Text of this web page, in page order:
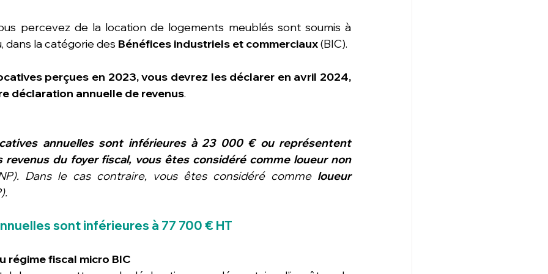
percevez de la location de logements meublés sont soumis à
dans la catégorie des Bénéfices industriels et commerciaux (BIC).
perçues en 2023, vous devrez les déclarer en avril 2024,
déclaration annuelle de revenus.
annuelles sont inférieures à 23 000 € ou représentent
revenus du foyer fiscal, vous êtes considéré comme loueur non
Dans le cas contraire, vous êtes considéré comme loueur
sont inférieures à 77 700 € HT
régime fiscal micro BIC